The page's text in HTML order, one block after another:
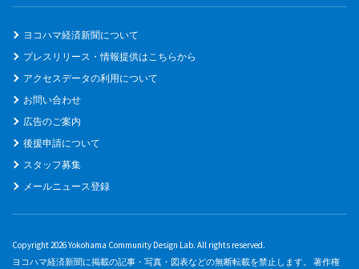
ヨコハマ経済新聞について
プレスリリース・情報提供はこちらから
アクセスデータの利用について
お問い合わせ
広告のご案内
後援申請について
スタッフ募集
メールニュース登録
Copyright 2026 Yokohama Community Design Lab. All rights reserved.
ヨコハマ経済新聞に掲載の記事・写真・図表などの無断転載を禁止します。 著作権